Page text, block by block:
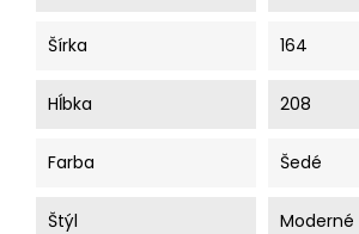
Šírka 164
Hĺbka 208
Farba Šedé
Štýl Moderné